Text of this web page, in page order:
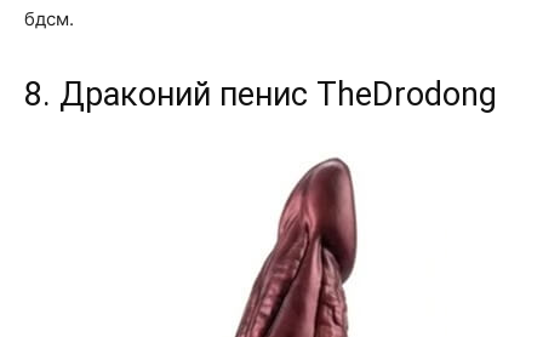
бдсм.
8. Драконий пенис TheDrodong